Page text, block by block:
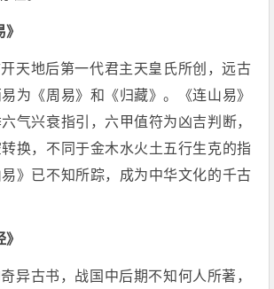
天地后第一代君主天皇氏所创，远古
为《周易》和《归藏》。《连山易》
气兴衰指引，六甲值符为凶吉判断，
换，不同于金木水火土五行生克的指
》已不知所踪，成为中华文化的千古
异古书，战国中后期不知何人所著，